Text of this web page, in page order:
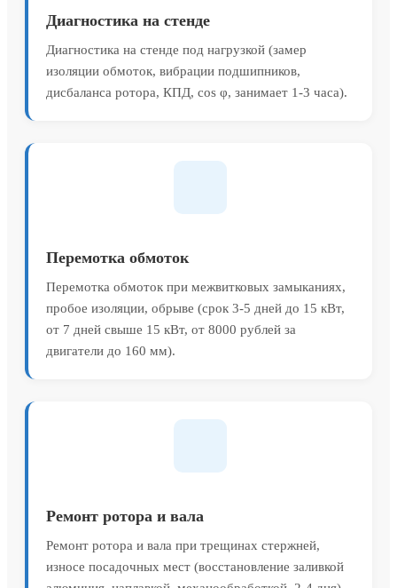
Диагностика на стенде
Диагностика на стенде под нагрузкой (замер
изоляции обмоток, вибрации подшипников,
дисбаланса ротора, КПД, cos φ, занимает 1-3 часа).
Перемотка обмоток
Перемотка обмоток при межвитковых замыканиях,
пробое изоляции, обрыве (срок 3-5 дней до 15 кВт,
от 7 дней свыше 15 кВт, от 8000 рублей за
двигатели до 160 мм).
Ремонт ротора и вала
Ремонт ротора и вала при трещинах стержней,
износе посадочных мест (восстановление заливкой